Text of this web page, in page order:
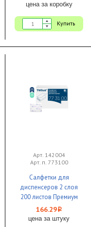
цена за коробку
Купить
Арт. 142004
Арт. п. 773100
Салфетки для
диспенсеров 2 слоя
200 листов Премиум
белые N4 1/20 Торк
166.29i
цена за штуку